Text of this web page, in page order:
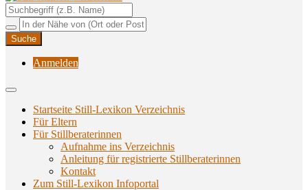
Still-lexikon Verzeichnis
Unterstützungsangebote rund ums Stillen
Anmelden
Startseite Still-Lexikon Verzeichnis
Für Eltern
Für Stillberaterinnen
Aufnahme ins Verzeichnis
Anlei­tung für regis­trier­te Stillberaterinnen
Kon­takt
Zum Still-Lexikon Infoportal